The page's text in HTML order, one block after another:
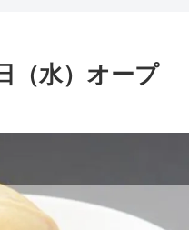
（水）オープ